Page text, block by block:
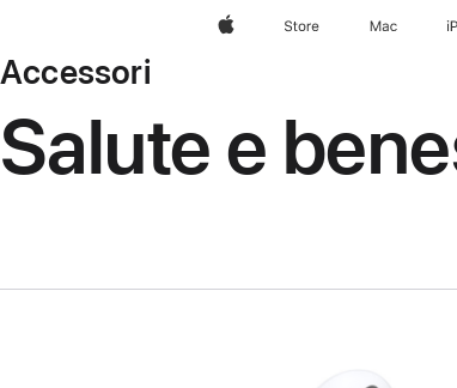
AppleStore Mac
Accessori
Salute e